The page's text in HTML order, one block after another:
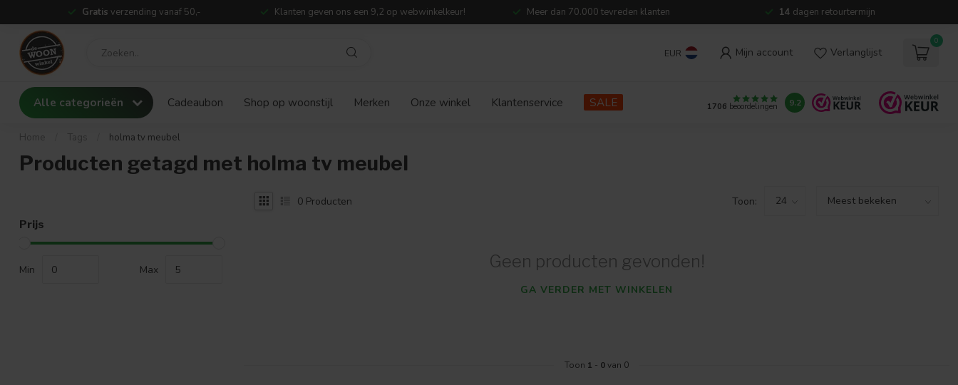
Gratis verzending vanaf 50,- Klanten geven ons een 9,2 op webwinkelkeur! Meer dan 70.000 tevreden klanten 14 dagen retourtermijn
EUR Mijn account Verlanglijst
0
Alle categorieën Cadeaubon Shop op woonstijl Merken Onze winkel Klantenservice SALE 1706 beoordelingen 9.2
Home Tags holma tv meubel
Producten getagd met holma tv meubel
Prijs
Min Max
0 Producten Toon:
Geen producten gevonden!
GA VERDER MET WINKELEN
Toon 1 - 0van 0